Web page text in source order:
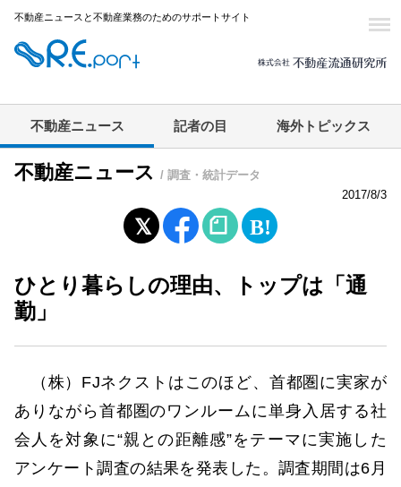
不動産ニュースと不動産業務のためのサポートサイト
不動産ニュース 記者の目 海外トピックス
不動産ニュース / 調査・統計データ
2017/8/3
ひとり暮らしの理由、トップは「通
勤」
（株）FJネクストはこのほど、首都圏に実家が
ありながら首都圏のワンルームに単身入居する社
会人を対象に“親との距離感”をテーマに実施した
アンケート調査の結果を発表した。調査期間は6月